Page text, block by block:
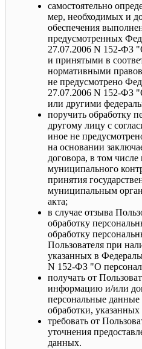
самостоятельно
мер, необходимых и
обеспечения
предусмотренных
27.07.2006 N 152-ФЗ
и принятыми в
нормативными
не предусмотрено
27.07.2006 N 152-ФЗ
или другими
поручить обработку
другому лицу с
иное не
на основании
договора, в том числе
муниципального
принятия
муниципальным
акта;
в случае отзыва
обработку
обработку
Пользователя при
указанных в
N 152-ФЗ "О
получать от
информацию и/или
персональные данные
обработки,
требовать от
уточнения
данных.